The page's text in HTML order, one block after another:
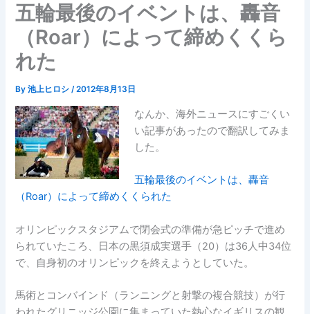
五輪最後のイベントは、轟音
（Roar）によって締めくくら
れた
By池上ヒロシ/2012年8月13日
なんか、海外ニュースにすごくい
い記事があったので翻訳してみま
した。
五輪最後のイベントは、轟音
（Roar）によって締めくくられた
オリンピックスタジアムで閉会式の準備が急ピッチで進め
られていたころ、日本の黒須成実選手（20）は36人中34位
で、自身初のオリンピックを終えようとしていた。
馬術とコンバインド（ランニングと射撃の複合競技）が行